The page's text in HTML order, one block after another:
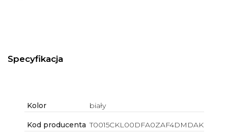
Specyfikacja
Kolor biały
Kod producenta T0015CKL00DFA0ZAF4DMDAK